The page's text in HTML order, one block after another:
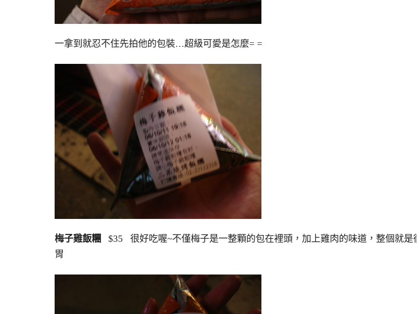
一拿到就忍不住先拍他的包裝…超級可愛是怎麼= =
梅子雞飯糰 $35 很好吃喔~不僅梅子是一整顆的包在裡頭，加上雞肉的味道，整個就是
胃